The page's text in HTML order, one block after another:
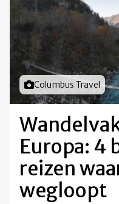
Foto door
Columbus Travel
Europa: 4
reizen
wegloopt